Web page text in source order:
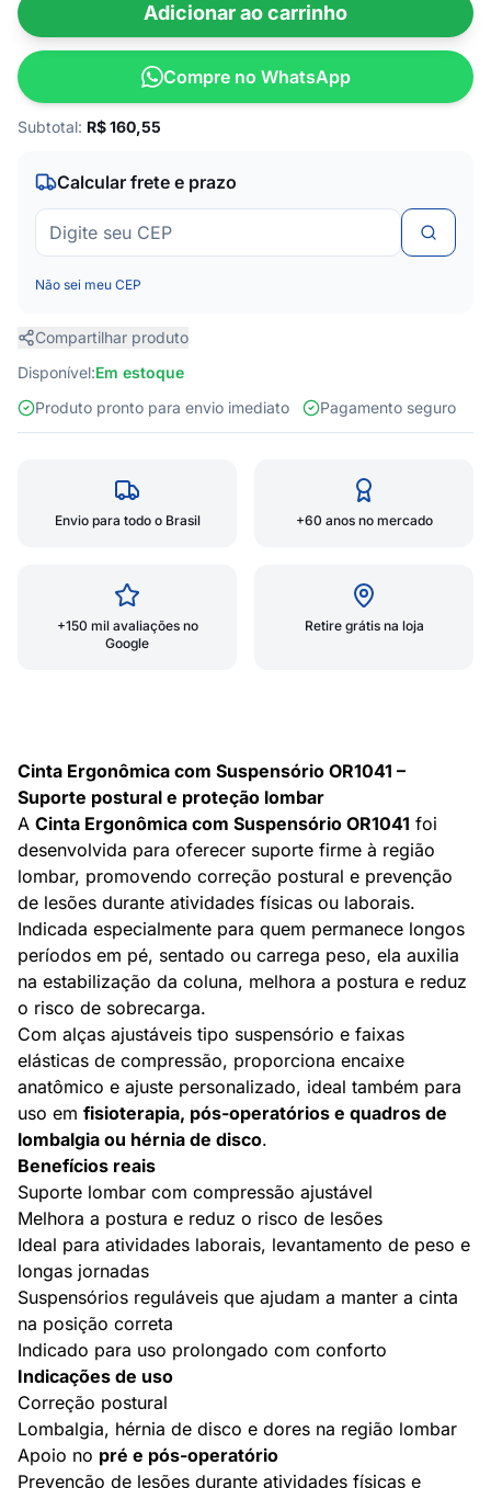
Adicionar ao carrinho
Compre no WhatsApp
Subtotal: R$160,55
Calcular frete e prazo
Não sei meu CEP
Compartilhar produto
Disponível:Em estoque
Produto pronto para envio imediato
Pagamento seguro
Envio para todo o Brasil +60 anos no mercado
+150 mil avaliações no
Google
Retire grátis na loja
Cinta Ergonômica com Suspensório OR1041 –
Suporte postural e proteção lombar
A Cinta Ergonômica com Suspensório OR1041 foi
desenvolvida para oferecer suporte firme à região
lombar, promovendo correção postural e prevenção
de lesões durante atividades físicas ou laborais.
Indicada especialmente para quem permanece longos
períodos em pé, sentado ou carrega peso, ela auxilia
na estabilização da coluna, melhora a postura e reduz
o risco de sobrecarga.
Com alças ajustáveis tipo suspensório e faixas
elásticas de compressão, proporciona encaixe
anatômico e ajuste personalizado, ideal também para
uso em fisioterapia, pós-operatórios e quadros de
lombalgia ou hérnia de disco.
Benefícios reais
Suporte lombar com compressão ajustável
Melhora a postura e reduz o risco de lesões
Ideal para atividades laborais, levantamento de peso e
longas jornadas
Suspensórios reguláveis que ajudam a manter a cinta
na posição correta
Indicado para uso prolongado com conforto
Indicações de uso
Correção postural
Lombalgia, hérnia de disco e dores na região lombar
Apoio no pré e pós-operatório
Prevenção de lesões durante atividades físicas e